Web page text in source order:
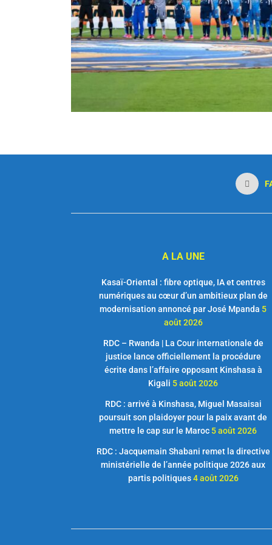
A LA UNE
Kasaï-Oriental : fibre optique, IA et centres
numériques au cœur d’un ambitieux plan de
modernisation annoncé par José Mpanda 5
août 2026
RDC – Rwanda | La Cour internationale de
justice lance officiellement la procédure
écrite dans l’affaire opposant Kinshasa à
Kigali 5 août 2026
RDC : arrivé à Kinshasa, Miguel Masaisai
poursuit son plaidoyer pour la paix avant de
mettre le cap sur le Maroc 5 août 2026
RDC : Jacquemain Shabani remet la directive
ministérielle de l’année politique 2026 aux
partis politiques 4 août 2026